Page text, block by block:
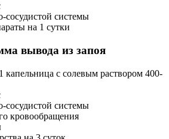
сосудистой системы
на 1 сутки
вывода из запоя
капельница с солевым раствором 400-
сосудистой системы
кровообращения